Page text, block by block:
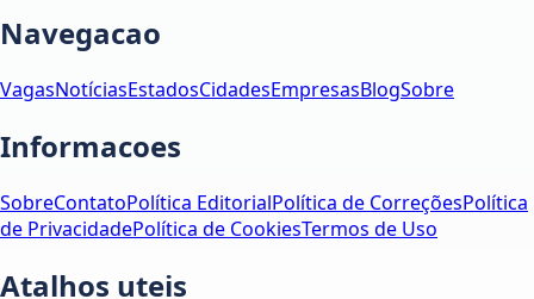
Navegacao
VagasNotíciasEstadosCidadesEmpresasBlogSobre
Informacoes
SobreContatoPolítica EditorialPolítica de CorreçõesPolítica
de PrivacidadePolítica de CookiesTermos de Uso
Atalhos uteis